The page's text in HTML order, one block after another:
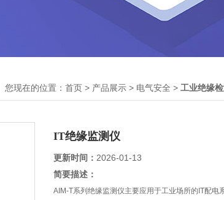
您现在的位置： 首页 > 产品展示 > 电气安全 > 工业绝缘
IT绝缘监测仪
更新时间： 2026-01-13
简要描述：
AIM-T系列绝缘监测仪主要应用于工业场所的IT配电